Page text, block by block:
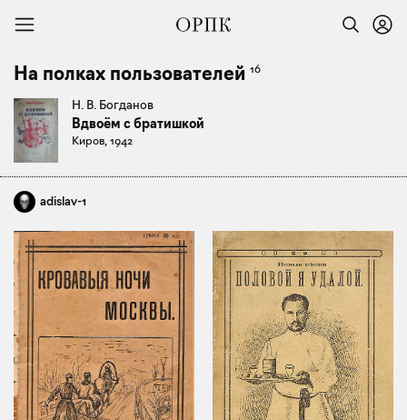
На полках пользователей 16
Н. В. Богданов
Вдвоём с братишкой
Киров, 1942
adislav-1